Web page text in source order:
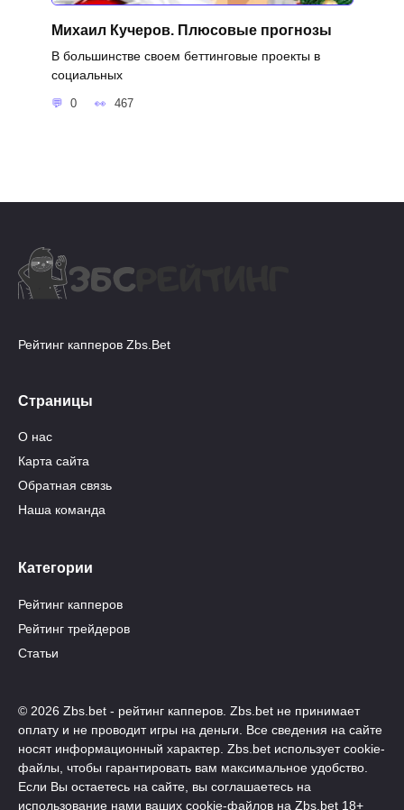
Михаил Кучеров. Плюсовые прогнозы
В большинстве своем беттинговые проекты в
социальных
0 467
Рейтинг капперов Zbs.Bet
Страницы
О нас
Карта сайта
Обратная связь
Наша команда
Категории
Рейтинг капперов
Рейтинг трейдеров
Статьи
© 2026 Zbs.bet - рейтинг капперов. Zbs.bet не принимает
оплату и не проводит игры на деньги. Все сведения на сайте
носят информационный характер. Zbs.bet использует cookie-
файлы, чтобы гарантировать вам максимальное удобство.
Если Вы остаетесь на сайте, вы соглашаетесь на
использование нами ваших cookie-файлов на Zbs.bet 18+